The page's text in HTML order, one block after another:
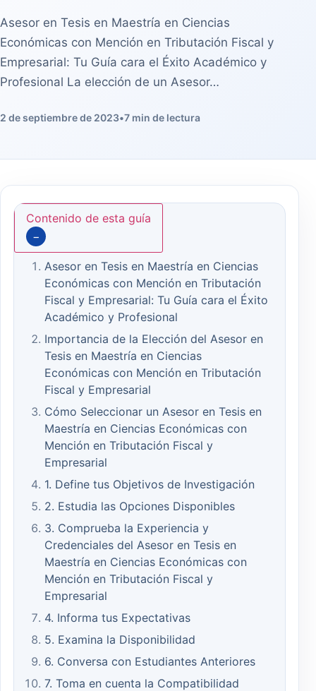
Asesor en Tesis en Maestría en Ciencias
Económicas con Mención en Tributación Fiscal y
Empresarial: Tu Guía cara el Éxito Académico y
Profesional La elección de un Asesor…
2 de septiembre de 2023•7 min de lectura
Contenido de esta guía
−
Asesor en Tesis en Maestría en Ciencias
Económicas con Mención en Tributación
Fiscal y Empresarial: Tu Guía cara el Éxito
Académico y Profesional
Importancia de la Elección del Asesor en
Tesis en Maestría en Ciencias
Económicas con Mención en Tributación
Fiscal y Empresarial
Cómo Seleccionar un Asesor en Tesis en
Maestría en Ciencias Económicas con
Mención en Tributación Fiscal y
Empresarial
1. Define tus Objetivos de Investigación
2. Estudia las Opciones Disponibles
3. Comprueba la Experiencia y
Credenciales del Asesor en Tesis en
Maestría en Ciencias Económicas con
Mención en Tributación Fiscal y
Empresarial
4. Informa tus Expectativas
5. Examina la Disponibilidad
6. Conversa con Estudiantes Anteriores
7. Toma en cuenta la Compatibilidad